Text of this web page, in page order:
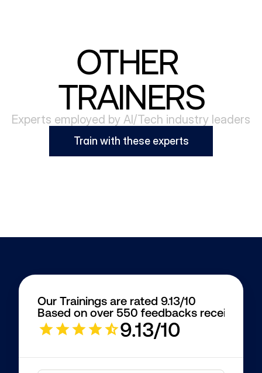
OTHER
TRAINERS
Experts employed by AI/Tech industry leaders
Train with these experts
Our Trainings are rated 9.13/10
Based on over 550 feedbacks received
9.13/10